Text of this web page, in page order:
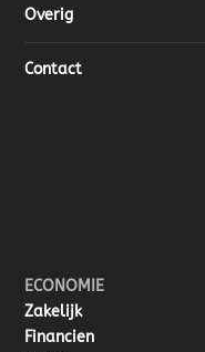
Overig
Contact
ECONOMIE
Zakelijk
Financien